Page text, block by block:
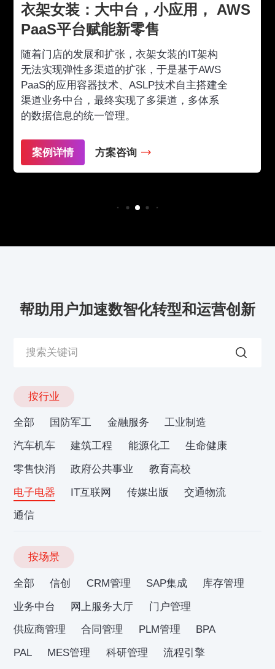
衣架女装：大中台，小应用， AWS
PaaS平台赋能新零售
随着门店的发展和扩张，衣架女装的IT架构
无法实现弹性多渠道的扩张，于是基于AWS
PaaS的应用容器技术、ASLP技术自主搭建全
渠道业务中台，最终实现了多渠道，多体系
的数据信息的统一管理。
案例详情 方案咨询
帮助用户加速数智化转型和运营创新
按行业
全部 国防军工 金融服务
工业制造
汽车机车
建筑工程 能源化工
生命健康
零售快消
政府公共事业
教育高校
电子电器
IT互联网 传媒出版
交通物流
通信
按场景
全部 信创 CRM管理 SAP集成
库存管理
业务中台
网上服务大厅
门户管理
供应商管理
合同管理 PLM管理
BPA
PAL
MES管理 科研管理
流程引擎